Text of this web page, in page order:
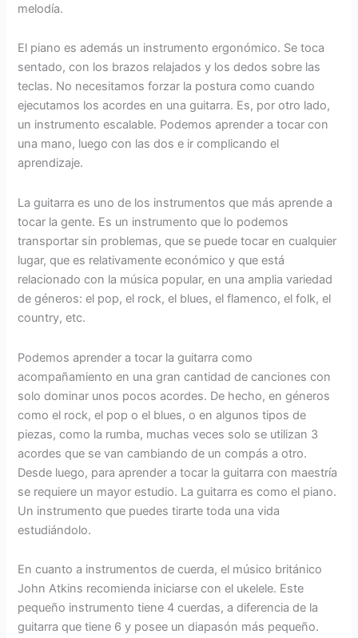
melodía.
El piano es además un instrumento ergonómico. Se toca
sentado, con los brazos relajados y los dedos sobre las
teclas. No necesitamos forzar la postura como cuando
ejecutamos los acordes en una guitarra. Es, por otro lado,
un instrumento escalable. Podemos aprender a tocar con
una mano, luego con las dos e ir complicando el
aprendizaje.
La guitarra es uno de los instrumentos que más aprende a
tocar la gente. Es un instrumento que lo podemos
transportar sin problemas, que se puede tocar en cualquier
lugar, que es relativamente económico y que está
relacionado con la música popular, en una amplia variedad
de géneros: el pop, el rock, el blues, el flamenco, el folk, el
country, etc.
Podemos aprender a tocar la guitarra como
acompañamiento en una gran cantidad de canciones con
solo dominar unos pocos acordes. De hecho, en géneros
como el rock, el pop o el blues, o en algunos tipos de
piezas, como la rumba, muchas veces solo se utilizan 3
acordes que se van cambiando de un compás a otro.
Desde luego, para aprender a tocar la guitarra con maestría
se requiere un mayor estudio. La guitarra es como el piano.
Un instrumento que puedes tirarte toda una vida
estudiándolo.
En cuanto a instrumentos de cuerda, el músico británico
John Atkins recomienda iniciarse con el ukelele. Este
pequeño instrumento tiene 4 cuerdas, a diferencia de la
guitarra que tiene 6 y posee un diapasón más pequeño.